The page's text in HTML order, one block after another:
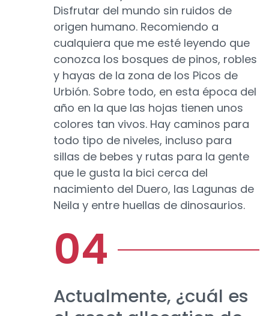
Disfrutar del mundo sin ruidos de
origen humano. Recomiendo a
cualquiera que me esté leyendo que
conozca los bosques de pinos, robles
y hayas de la zona de los Picos de
Urbión. Sobre todo, en esta época del
año en la que las hojas tienen unos
colores tan vivos. Hay caminos para
todo tipo de niveles, incluso para
sillas de bebes y rutas para la gente
que le gusta la bici cerca del
nacimiento del Duero, las Lagunas de
Neila y entre huellas de dinosaurios.
Actualmente, ¿cuál es